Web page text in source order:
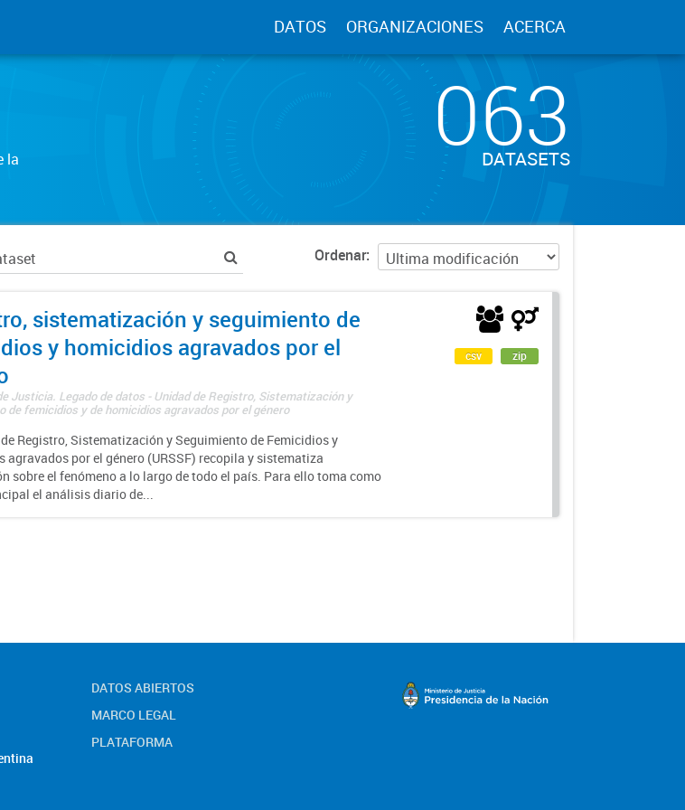
DATOS ORGANIZACIONES ACERCA
la
063
DATASETS
Ordenar
sistematización y seguimiento de
y homicidios agravados por el
Justicia. Legado de datos - Unidad de Registro, Sistematización y
de femicidios y de homicidios agravados por el género
Registro, Sistematización y Seguimiento de Femicidios y
agravados por el género (URSSF) recopila y sistematiza
sobre el fenómeno a lo largo de todo el país. Para ello toma como
el análisis diario de...
csv zip
DATOS ABIERTOS
MARCO LEGAL
PLATAFORMA